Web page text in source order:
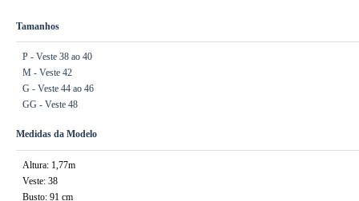
Tamanhos
P - Veste 38 ao 40
M - Veste 42
G - Veste 44 ao 46
GG - Veste 48
Medidas da Modelo
Altura: 1,77m
Veste: 38
Busto: 91 cm